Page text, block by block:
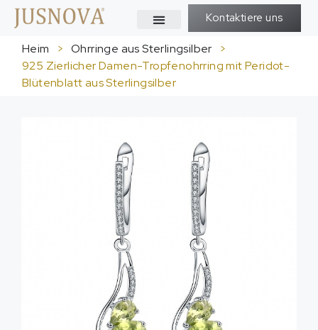
Kontaktiere uns
Heim > Ohrringe aus Sterlingsilber
>
925 Zierlicher Damen-Tropfenohrring mit Peridot-
Blütenblatt aus Sterlingsilber